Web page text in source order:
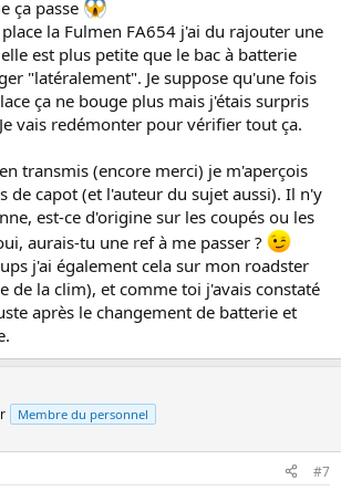
ça passe
la Fulmen FA654 j'ai du rajouter une
est plus petite que le bac à batterie
"latéralement". Je suppose qu'une fois
ça ne bouge plus mais j'étais surpris
vais redémonter pour vérifier tout ça.
transmis (encore merci) je m'aperçois
de capot (et l'auteur du sujet aussi). Il n'y
est-ce d'origine sur les coupés ou les
aurais-tu une ref à me passer ?
j'ai également cela sur mon roadster
de la clim), et comme toi j'avais constaté
après le changement de batterie et
Membre du personnel
#7